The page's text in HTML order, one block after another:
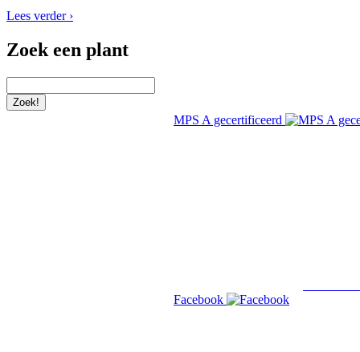
Lees verder ›
Zoek een plant
MPS A gecertificeerd
Facebook